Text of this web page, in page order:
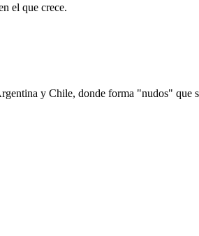
el que crece.
y Chile, donde forma "nudos" que